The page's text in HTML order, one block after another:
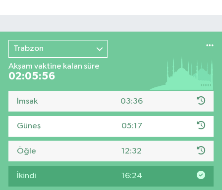
Trabzon
Akşam vaktine kalan süre
02:05:55
İmsak 03:36
Güneş 05:17
Öğle 12:32
İkindi 16:24